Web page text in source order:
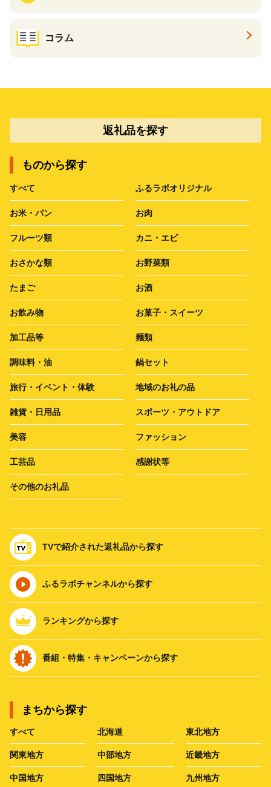
コラム
返礼品を探す
ものから探す
すべて ふるラボオリジナル
お米・パン お肉
フルーツ類 カニ・エビ
おさかな類 お野菜類
たまご お酒
お飲み物 お菓子・スイーツ
加工品等 麺類
調味料・油 鍋セット
旅行・イベント・体験 地域のお礼の品
雑貨・日用品 スポーツ・アウトドア
美容 ファッション
工芸品 感謝状等
その他のお礼品
TVで紹介された返礼品から探す
ふるラボチャンネルから探す
ランキングから探す
番組・特集・キャンペーンから探す
まちから探す
すべて 北海道 東北地方
関東地方 中部地方 近畿地方
中国地方 四国地方 九州地方